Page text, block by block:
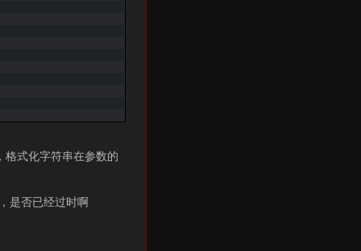
格式化字符串在参数的
是否已经过时啊